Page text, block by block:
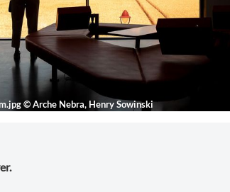
©Arche Nebra, Henry Sowinski